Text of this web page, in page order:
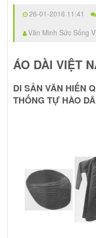
26-01-2016 11:41
Văn Minh Sức Sống
ÁO DÀI VIỆT
DI SẢN VĂN HIẾN
THỐNG TỰ HÀO